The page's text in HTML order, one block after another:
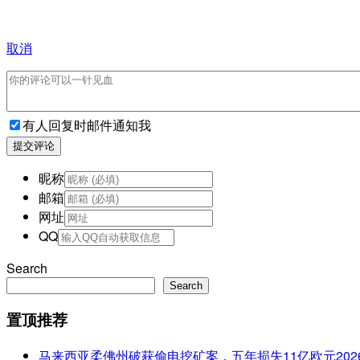
取消
有人回复时邮件通知我
提交评论
昵称
邮箱
网址
QQ
Search
Search
置顶推荐
马来西亚柔佛州破获偷电挖矿案，五年损失11亿欧元